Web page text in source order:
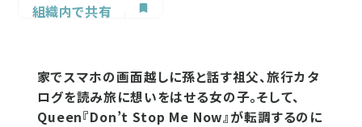
組織内で共有
家でスマホの画面越しに孫と話す祖父、旅行カタ
ログを読み旅に想いをはせる女の子。そして、
Queen『Don’t Stop Me Now』が転調するのに